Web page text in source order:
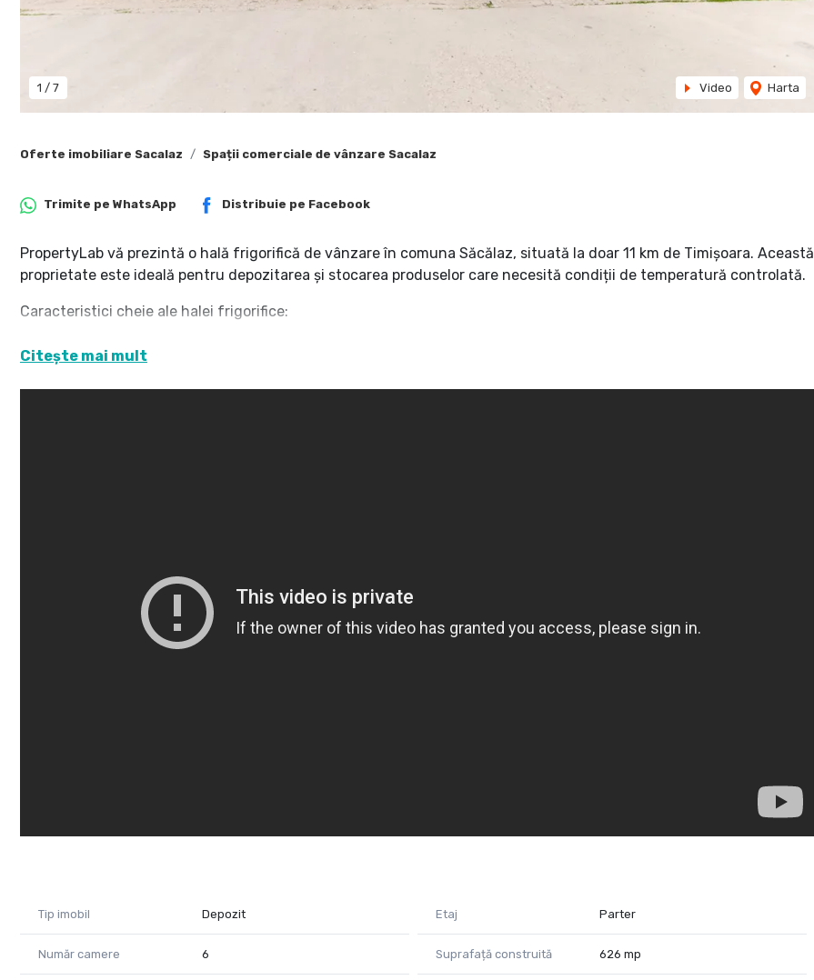
1 / 7 Video Harta
Oferte imobiliare Sacalaz Spații comerciale de vânzare Sacalaz
Trimite pe WhatsApp Distribuie pe Facebook
PropertyLab vă prezintă o hală frigorifică de vânzare în comuna Săcălaz, situată la doar 11 km de Timișoara. Această
proprietate este ideală pentru depozitarea și stocarea produselor care necesită condiții de temperatură controlată.
Caracteristici cheie ale halei frigorifice:
Suprafață generoasă: Proprietatea este compusă dintr-un depozit frigorific cu o suprafață de 360 mp, menținând
temperaturi între -2°C și 30°C. Acest spațiu este ideal pentru depozitarea și păstrarea produselor alimentare sau
alte bunuri care necesită condiții speciale.
Pentru mai multe informații și pentru a programa o vizionare a acestei hale frigorifice în Săcălaz, vă rugăm să ne
contactați folosind numărul de telefon afișat.
Szekeres Carol - consultant imobiliar
Citește mai mult
Tip imobil Depozit Etaj Parter
Număr camere 6 Suprafață construită 626 mp